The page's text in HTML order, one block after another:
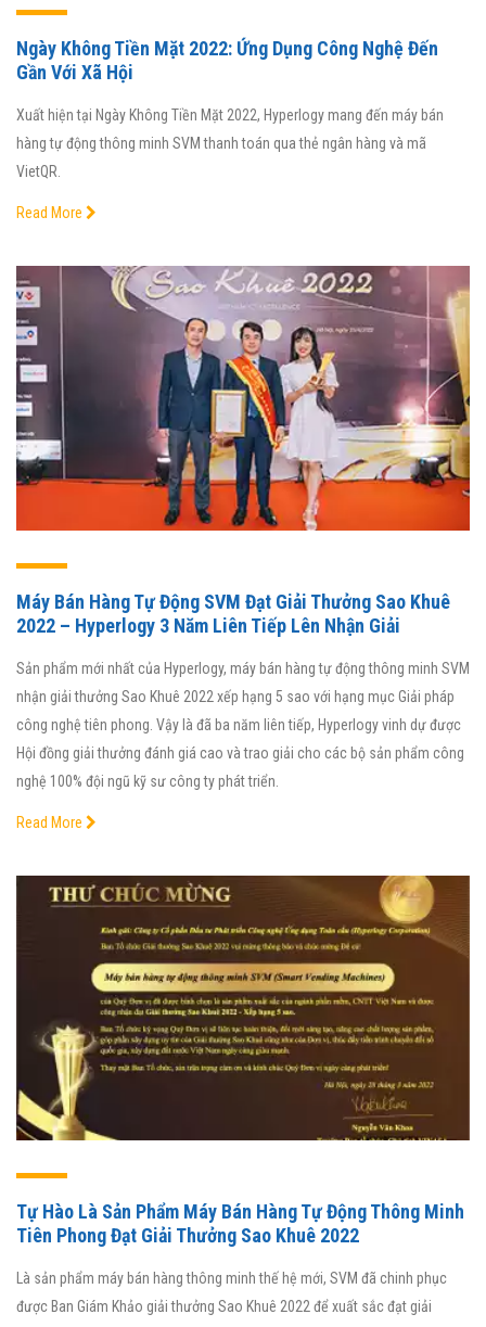
Ngày Không Tiền Mặt 2022: Ứng Dụng Công Nghệ Đến
Gần Với Xã Hội
Xuất hiện tại Ngày Không Tiền Mặt 2022, Hyperlogy mang đến máy bán
hàng tự động thông minh SVM thanh toán qua thẻ ngân hàng và mã
VietQR.
Read More
Máy Bán Hàng Tự Động SVM Đạt Giải Thưởng Sao Khuê
2022 – Hyperlogy 3 Năm Liên Tiếp Lên Nhận Giải
Sản phẩm mới nhất của Hyperlogy, máy bán hàng tự động thông minh SVM
nhận giải thưởng Sao Khuê 2022 xếp hạng 5 sao với hạng mục Giải pháp
công nghệ tiên phong. Vậy là đã ba năm liên tiếp, Hyperlogy vinh dự được
Hội đồng giải thưởng đánh giá cao và trao giải cho các bộ sản phẩm công
nghệ 100% đội ngũ kỹ sư công ty phát triển.
Read More
Tự Hào Là Sản Phẩm Máy Bán Hàng Tự Động Thông Minh
Tiên Phong Đạt Giải Thưởng Sao Khuê 2022
Là sản phẩm máy bán hàng thông minh thế hệ mới, SVM đã chinh phục
được Ban Giám Khảo giải thưởng Sao Khuê 2022 để xuất sắc đạt giải